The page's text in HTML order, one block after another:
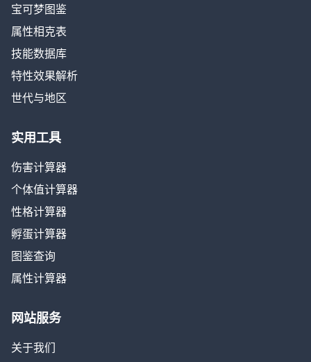
宝可梦图鉴
属性相克表
技能数据库
特性效果解析
世代与地区
实用工具
伤害计算器
个体值计算器
性格计算器
孵蛋计算器
图鉴查询
属性计算器
网站服务
关于我们